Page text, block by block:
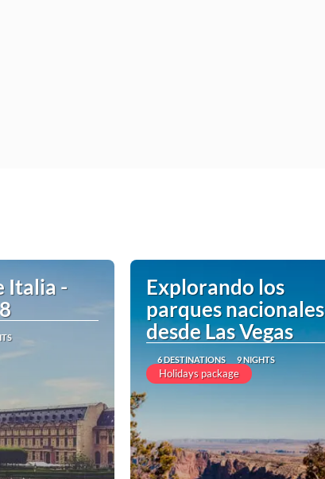
Italia -
Explorando los
parques nacionales
desde Las Vegas
6 DESTINATIONS 9 NIGHTS
Holidays package